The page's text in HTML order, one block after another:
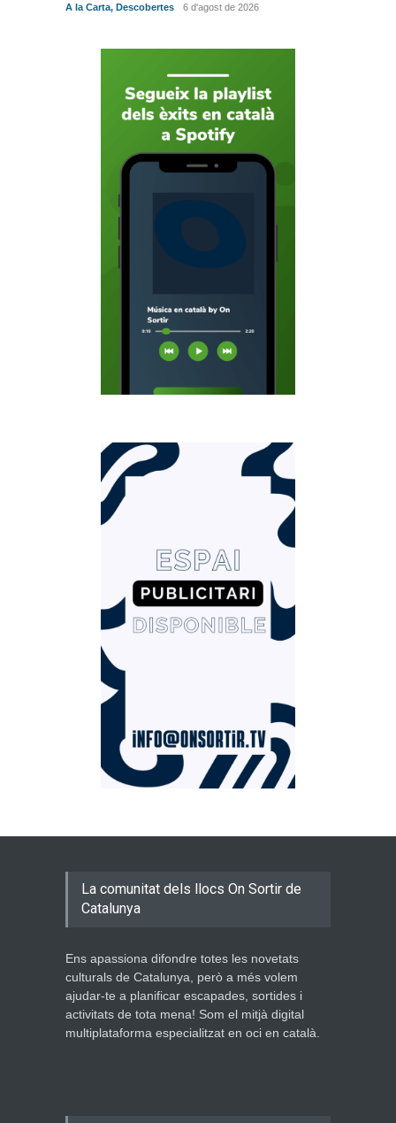
A la Carta, Descobertes 6 d'agost de 2026
La comunitat dels llocs On Sortir de
Catalunya
Ens apassiona difondre totes les novetats
culturals de Catalunya, però a més volem
ajudar-te a planificar escapades, sortides i
activitats de tota mena! Som el mitjà digital
multiplataforma especialitzat en oci en català.